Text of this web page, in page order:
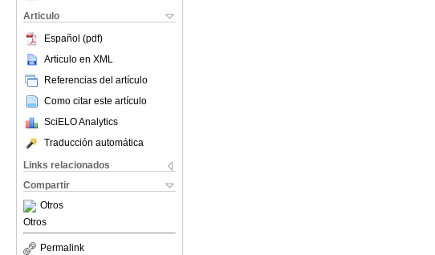
Articulo
Español (pdf)
Articulo en XML
Referencias del artículo
Como citar este artículo
SciELO Analytics
Traducción automática
Links relacionados
Compartir
Otros
Otros
Permalink